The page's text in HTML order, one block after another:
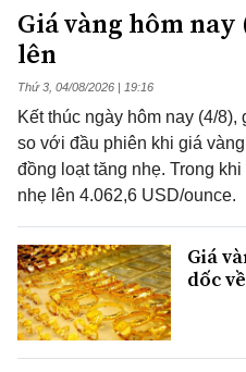
Giá vàng hôm
lên
Thứ 3, 04/08/2026 | 19:16
Kết thúc ngày hôm nay (4/
so với đầu phiên khi giá
đồng loạt tăng nhẹ. Trong
nhẹ lên 4.062,6 USD/ounce.
Giá
dốc